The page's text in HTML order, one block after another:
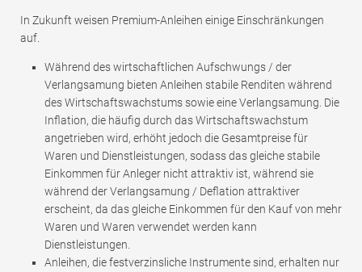
In Zukunft weisen Premium-Anleihen einige Einschränkungen
auf.
Während des wirtschaftlichen Aufschwungs / der
Verlangsamung bieten Anleihen stabile Renditen während
des Wirtschaftswachstums sowie eine Verlangsamung. Die
Inflation, die häufig durch das Wirtschaftswachstum
angetrieben wird, erhöht jedoch die Gesamtpreise für
Waren und Dienstleistungen, sodass das gleiche stabile
Einkommen für Anleger nicht attraktiv ist, während sie
während der Verlangsamung / Deflation attraktiver
erscheint, da das gleiche Einkommen für den Kauf von mehr
Waren und Waren verwendet werden kann
Dienstleistungen.
Anleihen, die festverzinsliche Instrumente sind, erhalten nur